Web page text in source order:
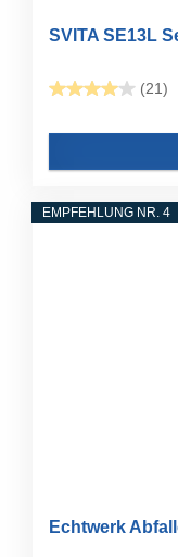
SVITA SE13L
(21)
EMPFEHLUNG NR. 4
Echtwerk